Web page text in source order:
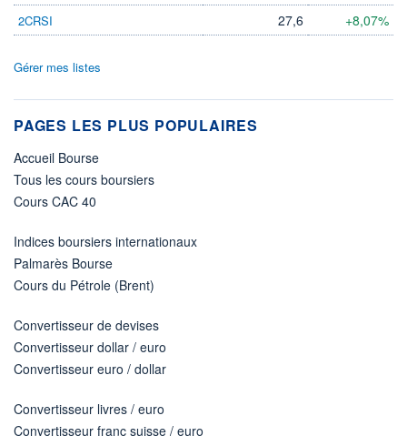
2CRSI 27,6 +8,07%
Gérer mes listes
PAGES LES PLUS POPULAIRES
Accueil Bourse
Tous les cours boursiers
Cours CAC 40
Indices boursiers internationaux
Palmarès Bourse
Cours du Pétrole (Brent)
Convertisseur de devises
Convertisseur dollar / euro
Convertisseur euro / dollar
Convertisseur livres / euro
Convertisseur franc suisse / euro